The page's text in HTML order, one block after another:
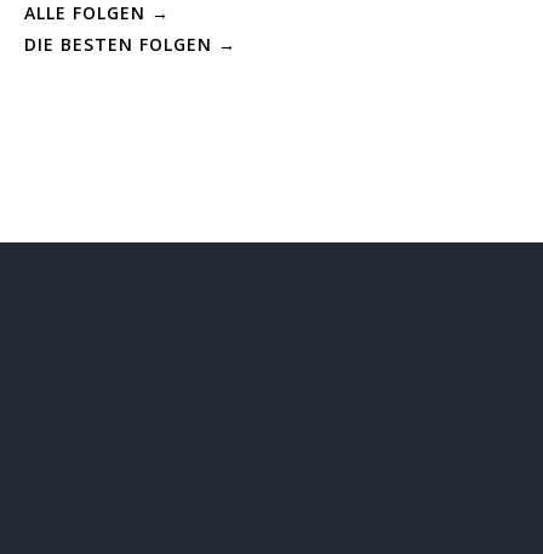
ALLE FOLGEN →
DIE BESTEN FOLGEN →